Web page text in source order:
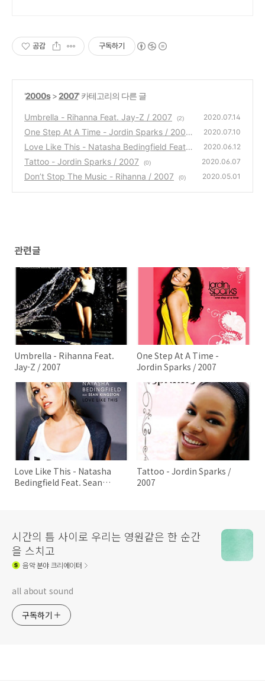
공감 구독하기
'2000s>2007' 카테고리의 다른 글
Umbrella - Rihanna Feat. Jay-Z / 2007 (2) 2020.07.14
One Step At A Time - Jordin Sparks / 2007
(0)
2020.07.10
Love Like This - Natasha Bedingfield Feat.
Sean Kingston / 2007
(0)
2020.06.12
Tattoo - Jordin Sparks / 2007 (0) 2020.06.07
Don’t Stop The Music - Rihanna / 2007 (0) 2020.05.01
관련글
Umbrella - Rihanna Feat.
Jay-Z / 2007
One Step At A Time -
Jordin Sparks / 2007
Love Like This - Natasha
Bedingfield Feat. Sean
Tattoo - Jordin Sparks /
2007
시간의 틈 사이로 우리는 영원같은 한 순간
을 스치고
음악분야 크리에이터
all about sound
구독하기